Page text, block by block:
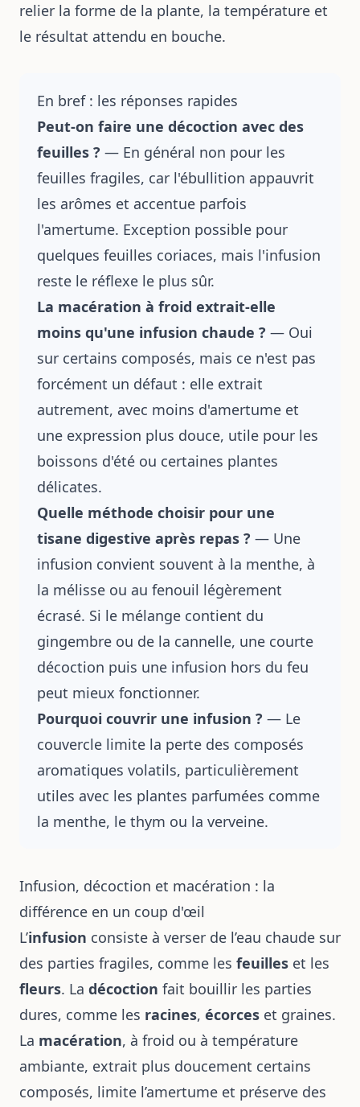
relier la forme de la plante, la température et
le résultat attendu en bouche.
En bref : les réponses rapides
Peut-on faire une décoction avec des
feuilles ? — En général non pour les
feuilles fragiles, car l'ébullition appauvrit
les arômes et accentue parfois
l'amertume. Exception possible pour
quelques feuilles coriaces, mais l'infusion
reste le réflexe le plus sûr.
La macération à froid extrait-elle
moins qu'une infusion chaude ? — Oui
sur certains composés, mais ce n'est pas
forcément un défaut : elle extrait
autrement, avec moins d'amertume et
une expression plus douce, utile pour les
boissons d'été ou certaines plantes
délicates.
Quelle méthode choisir pour une
tisane digestive après repas ? — Une
infusion convient souvent à la menthe, à
la mélisse ou au fenouil légèrement
écrasé. Si le mélange contient du
gingembre ou de la cannelle, une courte
décoction puis une infusion hors du feu
peut mieux fonctionner.
Pourquoi couvrir une infusion ? — Le
couvercle limite la perte des composés
aromatiques volatils, particulièrement
utiles avec les plantes parfumées comme
la menthe, le thym ou la verveine.
Infusion, décoction et macération : la
différence en un coup d'œil
L’infusion consiste à verser de l’eau chaude sur
des parties fragiles, comme les feuilles et les
fleurs. La décoction fait bouillir les parties
dures, comme les racines, écorces et graines.
La macération, à froid ou à température
ambiante, extrait plus doucement certains
composés, limite l’amertume et préserve des